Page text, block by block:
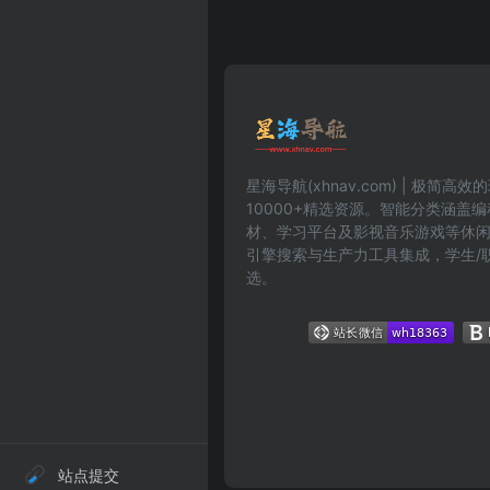
站点提交
星海导航(xhnav.com) | 极简高效
10000+精选资源。智能分类涵盖
材、学习平台及影视音乐游戏等休
引擎搜索与生产力工具集成，学生/
选。